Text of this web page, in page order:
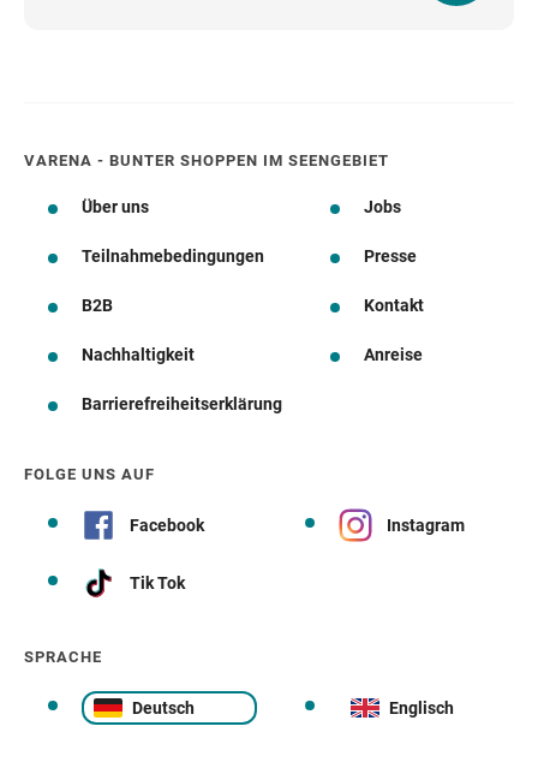
VARENA - BUNTER SHOPPEN IM SEENGEBIET
Über uns Jobs
Teilnahmebedingungen Presse
B2B Kontakt
Nachhaltigkeit Anreise
Barrierefreiheitserklärung
FOLGE UNS AUF
Facebook Instagram
Tik Tok
SPRACHE
Deutsch Englisch